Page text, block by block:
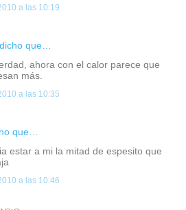
a las 10:19
que…
ahora con el calor parece que
más.
a las 10:35
que…
estar a mi la mitad de espesito que
a las 10:46